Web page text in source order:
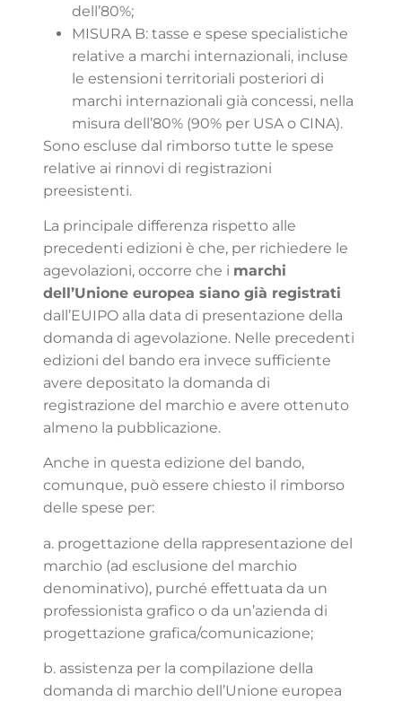
dell’80%;
MISURA B: tasse e spese specialistiche
relative a marchi internazionali, incluse
le estensioni territoriali posteriori di
marchi internazionali già concessi, nella
misura dell’80% (90% per USA o CINA).
Sono escluse dal rimborso tutte le spese
relative ai rinnovi di registrazioni
preesistenti.
La principale differenza rispetto alle
precedenti edizioni è che, per richiedere le
agevolazioni, occorre che i marchi
dell’Unione europea siano già registrati
dall’EUIPO alla data di presentazione della
domanda di agevolazione. Nelle precedenti
edizioni del bando era invece sufficiente
avere depositato la domanda di
registrazione del marchio e avere ottenuto
almeno la pubblicazione.
Anche in questa edizione del bando,
comunque, può essere chiesto il rimborso
delle spese per:
a. progettazione della rappresentazione del
marchio (ad esclusione del marchio
denominativo), purché effettuata da un
professionista grafico o da un’azienda di
progettazione grafica/comunicazione;
b. assistenza per la compilazione della
domanda di marchio dell’Unione europea